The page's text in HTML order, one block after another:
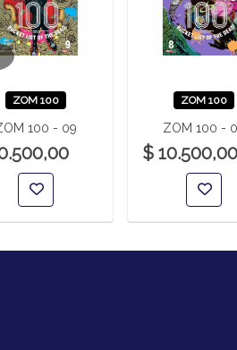
ZOM 100
100 - 09
ZOM 100
ZOM 100 -
$ 10.500,00